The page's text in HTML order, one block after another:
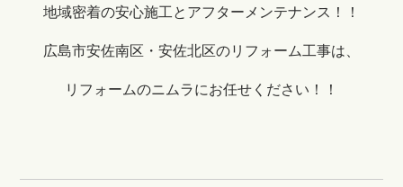
地域密着の安心施工とアフターメンテナンス！！
広島市安佐南区・安佐北区のリフォーム工事は、
リフォームのニムラにお任せください！！